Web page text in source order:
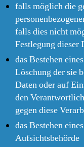
falls möglich die
falls dies nicht
Festlegung dieser
das Bestehen
Löschung der sie
Daten oder auf
den
gegen diese
das Bestehen
Aufsichtsbehörde